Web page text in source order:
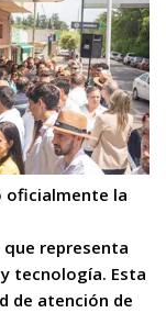
oficialmente la
representa
tecnología. Esta
de atención de